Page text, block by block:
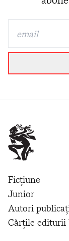
Ficțiune
Junior
Autori
Cărțile editurii